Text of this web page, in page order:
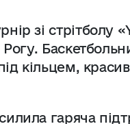
зі стрітболу
кільцем,
гаряча